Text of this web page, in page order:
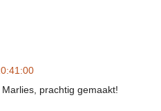
prachtig gemaakt!